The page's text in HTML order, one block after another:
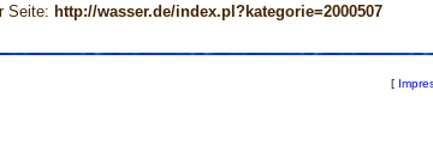
Seite: http://wasser.de/index.pl?kategorie=2000507
[